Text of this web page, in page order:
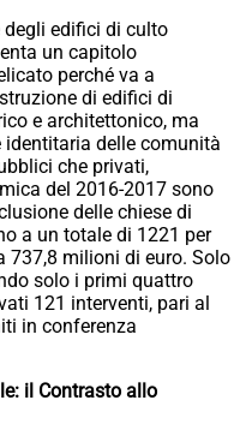
edifici di culto
un capitolo
perché va a
di edifici di
e architettonico, ma
identitaria delle comunità
che privati,
del 2016-2017 sono
delle chiese di
a un totale di 1221 per
737,8 milioni di euro. Solo
solo i primi quattro
121 interventi, pari al
in conferenza
il Contrasto allo